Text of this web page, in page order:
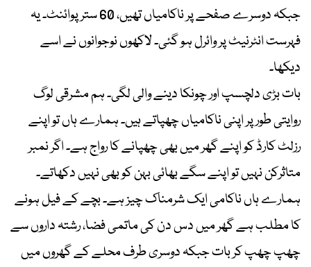
جبکہ دوسرے صفحے پر ناکامیاں تھیں، 60 ستر پوائنٹ۔ یہ
فہرست انٹرنیٹ پر وائرل ہو گئی۔ لاکھوں نوجوانوں نے اسے
دیکھا۔
بات بڑی دلچسپ اور چونکا دینے والی لگی۔ ہم مشرقی لوگ
روایتی طور پر اپنی ناکامیاں چھپاتے ہیں۔ ہمارے ہاں تو اپنے
رزلٹ کارڈ کو اپنے گھر میں بھی چھپانے کا رواج ہے۔ اگر نمبر
متاثرکن نہیں تو اپنے سگے بھائی بہن کو بھی نہیں دکھاتے۔
ہمارے ہاں ناکامی ایک شرمناک چیز ہے۔ بچے کے فیل ہونے
کا مطلب ہے گھر میں دس دن کی ماتمی فضا، رشتہ داروں سے
چھپ چھپ کر بات جبکہ دوسری طرف محلے کے گھروں میں